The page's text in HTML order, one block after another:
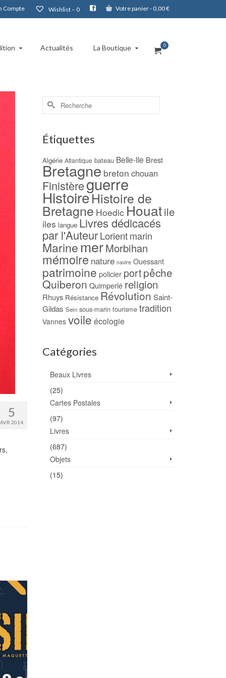
Compte Wishlist – 0 Votre panier- 0,00€
Actualités La Boutique 0
5
AVR 2014
Rechercher :
Étiquettes
Algérie Atlantique bateau Belle-Ile Brest
Bretagne breton chouan
Finistèreguerre
HistoireHistoire de
Bretagne Hoedic Houatile
iles langue Livres dédicacés
par l'Auteur Lorient marin
MarinemerMorbihan
mémoire nature navire Ouessant
patrimoine policier portpêche
Quiberon Quimperlé religion
Rhuys Résistance Révolution Saint-
Gildas Sein sous-marin tourisme tradition
Vannes voile écologie
Catégories
Beaux Livres
(25)
Cartes Postales
(97)
Livres
(687)
Objets
(15)